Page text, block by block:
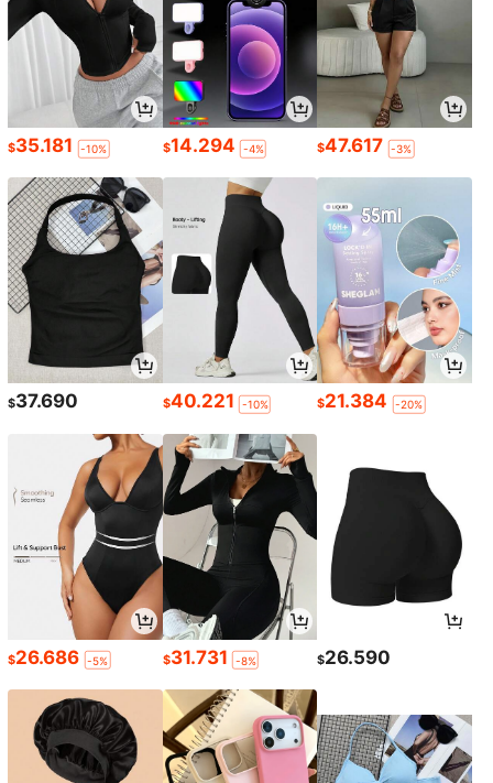
$35.181 -10% $14.294 -4% $47.617 -3%
$37.690 $40.221 -10% $21.384 -20%
$26.686 -5% $31.731 -8% $26.590